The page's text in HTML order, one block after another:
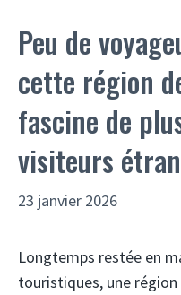
Peu de
cette région
fascine de
visiteurs
23 janvier 2026
Longtemps restée en
touristiques, une